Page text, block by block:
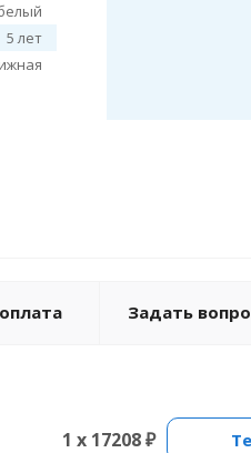
5 лет
Задать
1 x 17208 ₽